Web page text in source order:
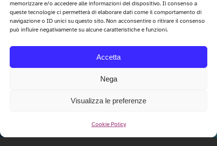
memorizzare e/o accedere alle informazioni del dispositivo. Il consenso a
queste tecnologie ci permetterà di elaborare dati come il comportamento di
navigazione o ID unici su questo sito. Non acconsentire o ritirare il consenso
può influire negativamente su alcune caratteristiche e funzioni.
Accetta
Nega
Visualizza le preferenze
Cookie Policy